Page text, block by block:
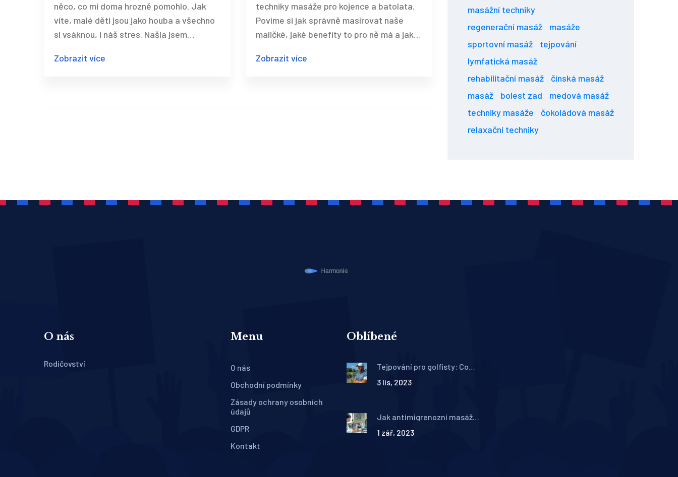
něco, co mi doma hrozně pomohlo. Jak
víte, malé děti jsou jako houba a všechno
si vsáknou, i náš stres. Našla jsem
pro kojence a batolata jsou zázrak!
Stejně tak přinášejí klid i nám rodičům,
Zobrazit více
techniky masáže pro kojence a batolata.
Povíme si jak správně masírovat naše
maličké, jaké benefity to pro ně má a jaké
Nezapomeňte, masáže můžou napomoci k
úžasné techniky.
Zobrazit více
masážní techniky
regenerační masáž
masáže
sportovní masáž
tejpování
lymfatická masáž
rehabilitační masáž
čínská masáž
masáž
bolest zad
medová masáž
techniky masáže
čokoládová masáž
relaxační techniky
O nás
Rodičovství
Menu
O nás
Obchodní podmínky
Zásady ochrany osobních
údajů
GDPR
Kontakt
Oblíbené
Tejpování pro golfisty: Co
3 lis, 2023
Jak antimigrenozní masáž
1 zář, 2023